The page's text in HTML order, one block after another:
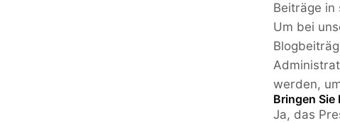
Beiträge in
Um bei
werden,
Bringen
Ja, das